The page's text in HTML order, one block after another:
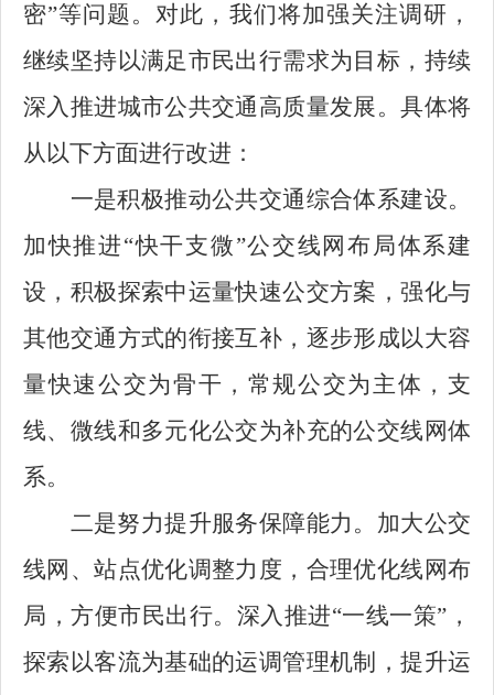
密”等问题。对此，我们将加强关注调研，
继续坚持以满足市民出行需求为目标，持续
深入推进城市公共交通高质量发展。具体将
从以下方面进行改进：
一是积极推动公共交通综合体系建设。
加快推进“快干支微”公交线网布局体系建
设，积极探索中运量快速公交方案，强化与
其他交通方式的衔接互补，逐步形成以大容
量快速公交为骨干，常规公交为主体，支
线、微线和多元化公交为补充的公交线网体
系。
二是努力提升服务保障能力。加大公交
线网、站点优化调整力度，合理优化线网布
局，方便市民出行。深入推进“一线一策”，
探索以客流为基础的运调管理机制，提升运